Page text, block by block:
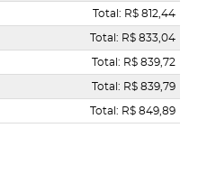
Total: R$ 812,44
Total: R$ 833,04
Total: R$ 839,72
Total: R$ 839,79
Total: R$ 849,89